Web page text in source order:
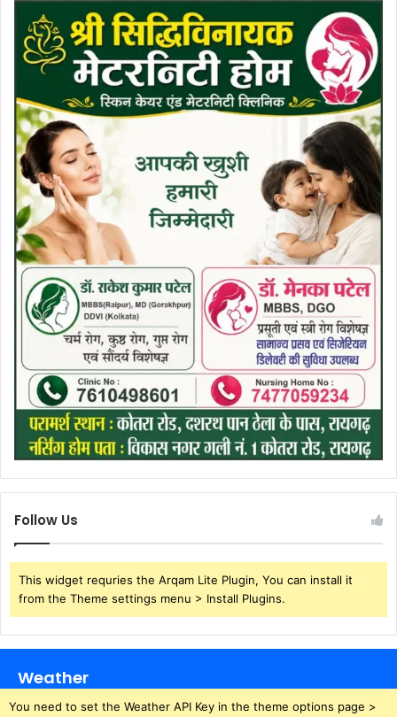
Follow Us
This widget requries the Arqam Lite Plugin, You can install it
from the Theme settings menu > Install Plugins.
Weather
You need to set the Weather API Key in the theme options page >